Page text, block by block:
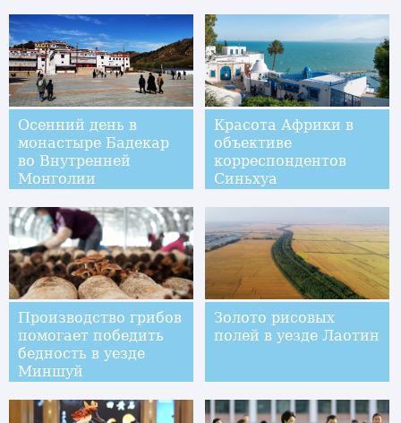
Осенний день в
монастыре Бадекар
во Внутренней
Монголии
Красота Африки в
объективе
корреспондентов
Синьхуа
Производство грибов
помогает победить
бедность в уезде
Миншуй
Золото рисовых
полей в уезде Лаотин